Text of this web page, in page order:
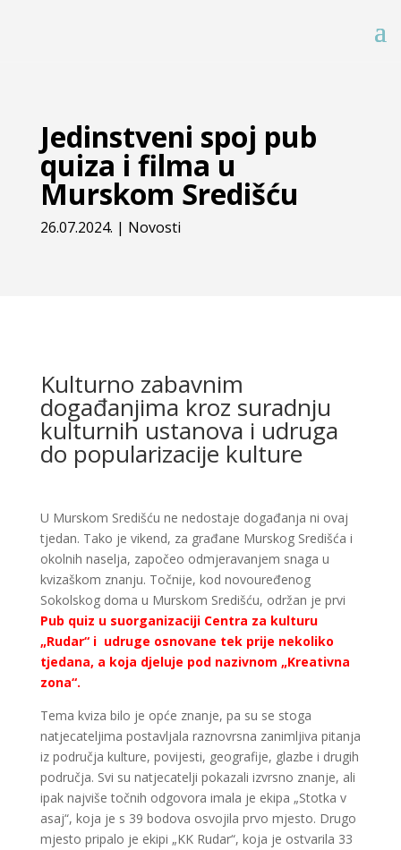
Jedinstveni spoj pub
quiza i filma u
Murskom Središću
26.07.2024. | Novosti
Kulturno zabavnim
događanjima kroz suradnju
kulturnih ustanova i udruga
do popularizacije kulture
U Murskom Središću ne nedostaje događanja ni ovaj
tjedan. Tako je vikend, za građane Murskog Središća i
okolnih naselja, započeo odmjeravanjem snaga u
kvizaškom znanju. Točnije, kod novouređenog
Sokolskog doma u Murskom Središću, održan je prvi
Pub quiz u suorganizaciji Centra za kulturu
„Rudar“ i udruge osnovane tek prije nekoliko
tjedana, a koja djeluje pod nazivnom „Kreativna
zona“.
Tema kviza bilo je opće znanje, pa su se stoga
natjecateljima postavljala raznovrsna zanimljiva pitanja
iz područja kulture, povijesti, geografije, glazbe i drugih
područja. Svi su natjecatelji pokazali izvrsno znanje, ali
ipak najviše točnih odgovora imala je ekipa „Stotka v
asaj“, koja je s 39 bodova osvojila prvo mjesto. Drugo
mjesto pripalo je ekipi „KK Rudar“, koja je ostvarila 33